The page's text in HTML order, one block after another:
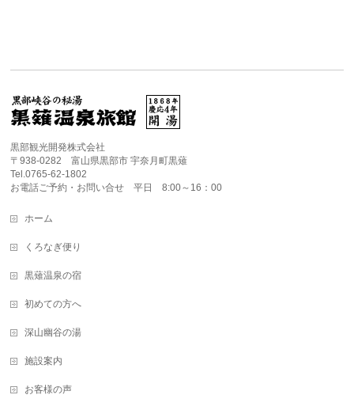
黒部観光開発株式会社
〒938-0282 富山県黒部市 宇奈月町黒薙
Tel.0765-62-1802
お電話ご予約・お問い合せ 平日 8:00～16：00
ホーム
くろなぎ便り
黒薙温泉の宿
初めての方へ
深山幽谷の湯
施設案内
お客様の声